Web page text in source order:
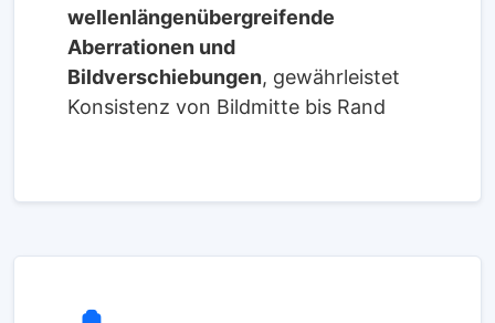
wellenlängenübergreifende
Aberrationen und
Bildverschiebungen, gewährleistet
Konsistenz von Bildmitte bis Rand